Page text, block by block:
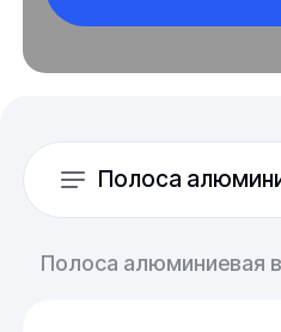
Полоса
Полоса алюминиевая